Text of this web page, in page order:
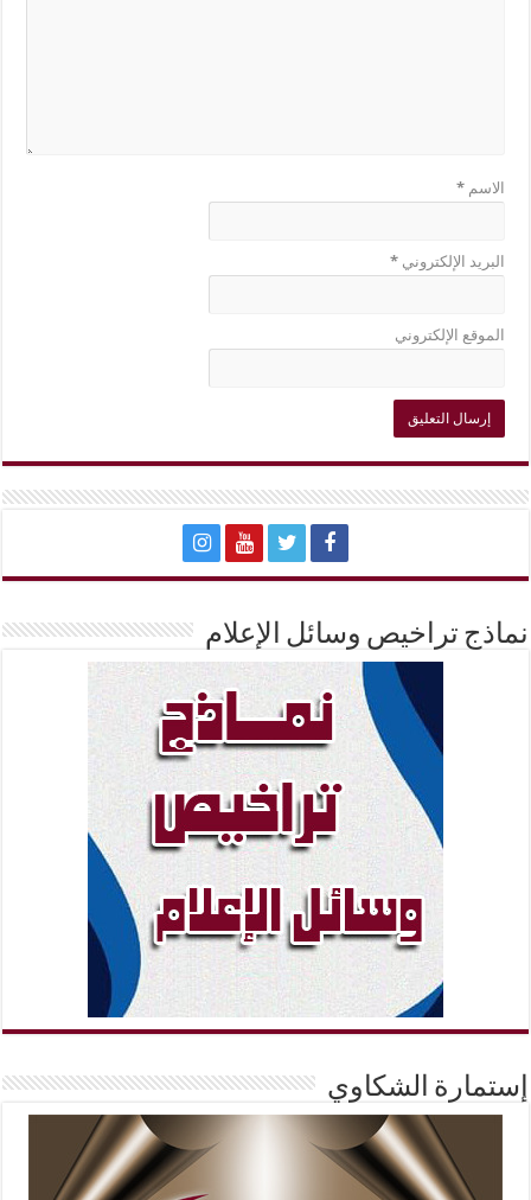
الاسم*
البريد الإلكتروني*
الموقع الإلكتروني
نماذج تراخيص وسائل الإعلام
إستمارة الشكاوي